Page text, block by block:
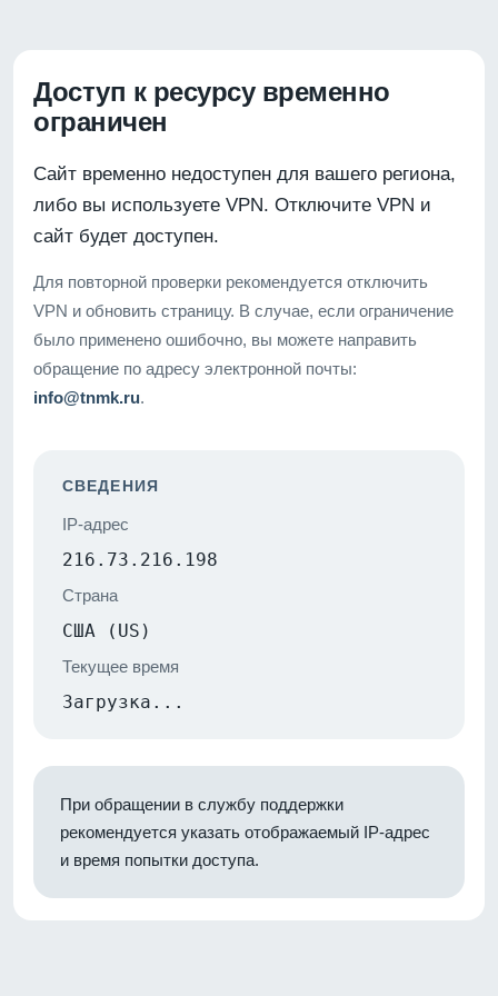
Доступ к ресурсу временно
ограничен
Сайт временно недоступен для вашего региона,
либо вы используете VPN. Отключите VPN и
сайт будет доступен.
Для повторной проверки рекомендуется отключить
VPN и обновить страницу. В случае, если ограничение
было применено ошибочно, вы можете направить
обращение по адресу электронной почты:
info@tnmk.ru.
СВЕДЕНИЯ
IP-адрес
216.73.216.198
Страна
США (US)
Текущее время
Загрузка...
При обращении в службу поддержки
рекомендуется указать отображаемый IP-адрес
и время попытки доступа.